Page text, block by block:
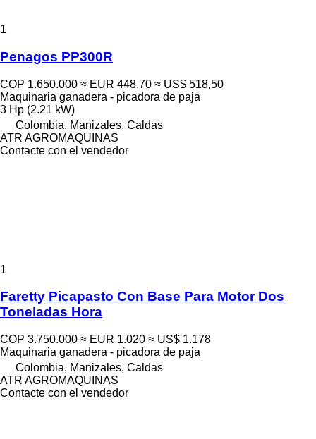
1
Penagos PP300R
COP 1.650.000 ≈ EUR 448,70 ≈ US$ 518,50
Maquinaria ganadera - picadora de paja
3 Hp (2.21 kW)
Colombia, Manizales, Caldas
ATR AGROMAQUINAS
Contacte con el vendedor
1
Faretty Picapasto Con Base Para Motor Dos
Toneladas Hora
COP 3.750.000 ≈ EUR 1.020 ≈ US$ 1.178
Maquinaria ganadera - picadora de paja
Colombia, Manizales, Caldas
ATR AGROMAQUINAS
Contacte con el vendedor